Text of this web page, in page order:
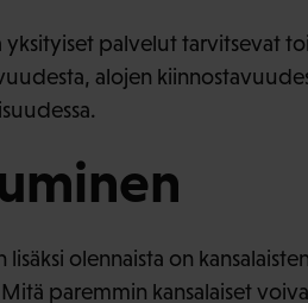
palvelut tarvitsevat
alojen
olennaista on
paremmin kansalaiset